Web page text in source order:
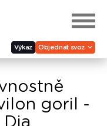
Výkaz Objednat svoz
goril -
Dja